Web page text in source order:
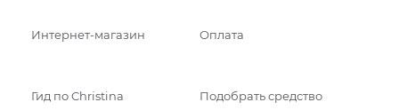
Интернет-магазин Оплата
Гид по Christina Подобрать средство